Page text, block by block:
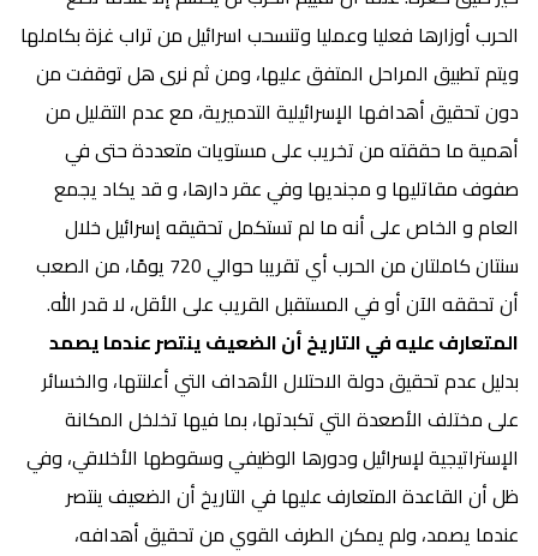
الحرب أوزارها فعليا وعمليا وتنسحب اسرائيل من تراب غزة بكاملها
ويتم تطبيق المراحل المتفق عليها، ومن ثم نرى هل توقفت من
دون تحقيق أهدافها الإسرائيلية التدميرية، مع عدم التقليل من
أهمية ما حققته من تخريب على مستويات متعددة حتى في
صفوف مقاتليها و مجنديها وفي عقر دارها، و قد يكاد يجمع
العام و الخاص على أنه ما لم تستكمل تحقيقه إسرائيل خلال
سنتان كاملتان من الحرب أي تقريبا حوالي 720 يومًا، من الصعب
أن تحققه الآن أو في المستقبل القريب على الأقل، لا قدر الله.
المتعارف عليه في التاريخ أن الضعيف ينتصر عندما يصمد
بدليل عدم تحقيق دولة الاحتلال الأهداف التي أعلنتها، والخسائر
على مختلف الأصعدة التي تكبدتها، بما فيها تخلخل المكانة
الإستراتيجية لإسرائيل ودورها الوظيفي وسقوطها الأخلاقي، وفي
ظل أن القاعدة المتعارف عليها في التاريخ أن الضعيف ينتصر
عندما يصمد، ولم يمكن الطرف القوي من تحقيق أهدافه،